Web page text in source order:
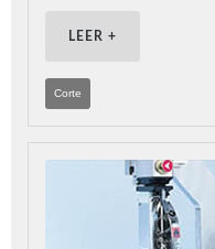
LEER +
Corte